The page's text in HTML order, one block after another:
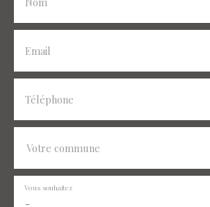
Email
Téléphone
Votre commune
-
Vous souhaitez